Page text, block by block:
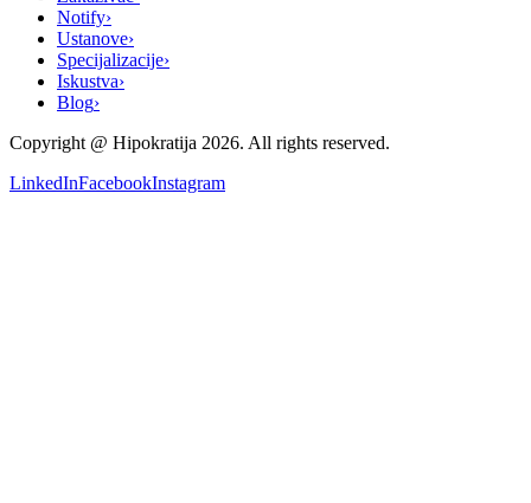
Notify›
Ustanove›
Specijalizacije›
Iskustva›
Blog›
Copyright @ Hipokratija 2026. All rights reserved.
LinkedInFacebookInstagram